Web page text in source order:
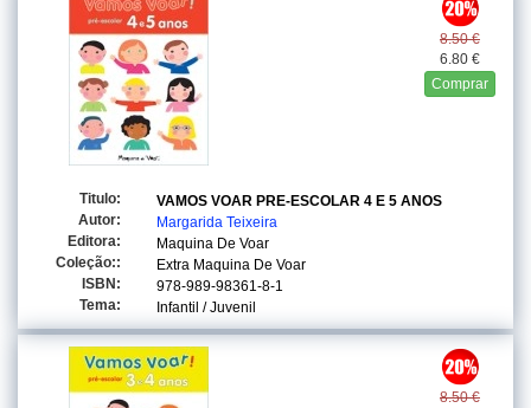
8.50 €
6.80 €
Comprar
Titulo:
VAMOS VOAR PRE-ESCOLAR 4 E 5 ANOS
Autor:
Margarida Teixeira
Editora:
Maquina De Voar
Coleção::
Extra Maquina De Voar
ISBN:
978-989-98361-8-1
Tema:
Infantil / Juvenil
8.50 €